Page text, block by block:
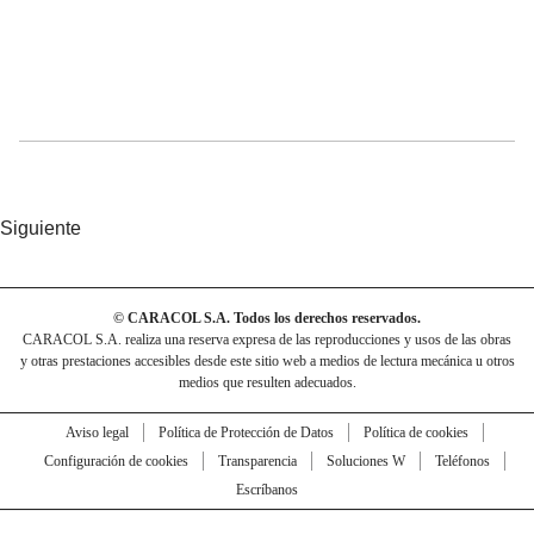
Siguiente
© CARACOL S.A. Todos los derechos reservados.
CARACOL S.A. realiza una reserva expresa de las reproducciones y usos de las obras
y otras prestaciones accesibles desde este sitio web a medios de lectura mecánica u otros
medios que resulten adecuados.
Aviso legal Política de Protección de Datos
Política de cookies
Configuración de cookies
Transparencia Soluciones W
Teléfonos
Escríbanos